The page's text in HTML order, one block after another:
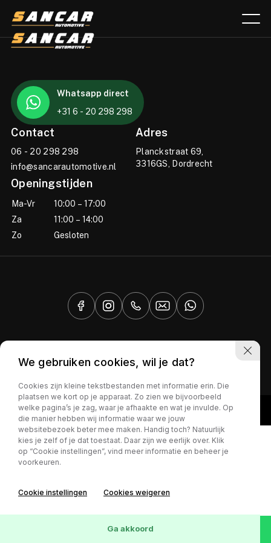
Diensten
Over ons
Verkocht
Lease calculator
Whatsapp direct
+31 6 - 20 298 298
Contact
06 - 20 298 298
info@sancarautomotive.nl
Adres
Planckstraat 69,
3316GS, Dordrecht
Openingstijden
Ma-Vr
10:00 – 17:00
Za
11:00 – 14:00
Zo
Gesloten
We gebruiken cookies, wil je dat?
Cookies zijn kleine tekstbestanden met informatie erin. Die
plaatsen we kort op je apparaat. Zo zien we bijvoorbeeld
welke pagina’s je zag, waar je afhaakte en wat je invulde. Op
die manier hebben wij informatie waar we jouw
websitebezoek beter mee maken. Handig toch? Natuurlijk
kies je zelf of je dat toestaat. Daar zijn we eerlijk over. Klik
op “Cookie instellingen”, vind meer informatie en beheer je
voorkeuren.
Cookie instellingen Cookies weigeren
Ga akkoord